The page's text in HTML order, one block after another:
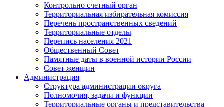
Контрольно счетный орган
Территориальная избирательная комиссия
Перечень пространственных сведений
Территориальные отделы
Перепись населения 2021
Общественный Совет
Памятные даты в военной истории России
Совет женщин
Администрация
Структура администрации округа
Полномочия, задачи и функции
Территориальные органы и представительства